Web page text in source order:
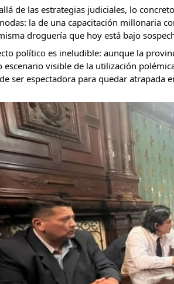
de las estrategias judiciales, lo
la de una capacitación millonaria
droguería que hoy está bajo
político es ineludible: aunque la
escenario visible de la utilización
ser espectadora para quedar atrapada